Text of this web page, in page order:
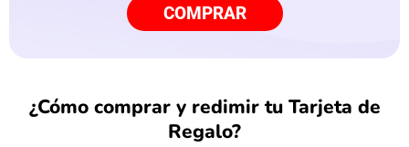
COMPRAR
¿Cómo comprar y redimir tu Tarjeta de
Regalo?